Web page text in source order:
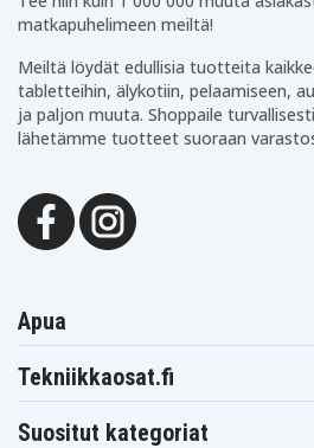
4027, 4070, NTTQ81EAE6,
Tuotenro
EAN / GTIN
Jännite
Mitat
Kapasiteetti
matkapuhelimeen meiltä!
Meiltä löydät edullisia tuotteita
tabletteihin, älykotiin, pelaamiseen,
ja paljon muuta. Shoppaile
lähetämme tuotteet suoraan
Apua
Tekniikkaosat.fi
Suositut kategoriat